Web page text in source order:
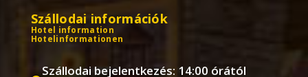
Szállodai információk
Hotel information
Hotelinformationen
Szállodai bejelentkezés: 14:00 órától